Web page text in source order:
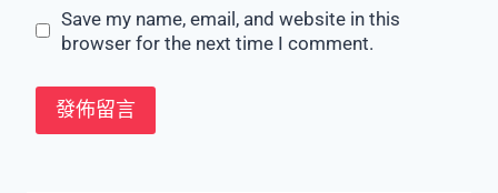
Save my name, email, and website in this
browser for the next time I comment.